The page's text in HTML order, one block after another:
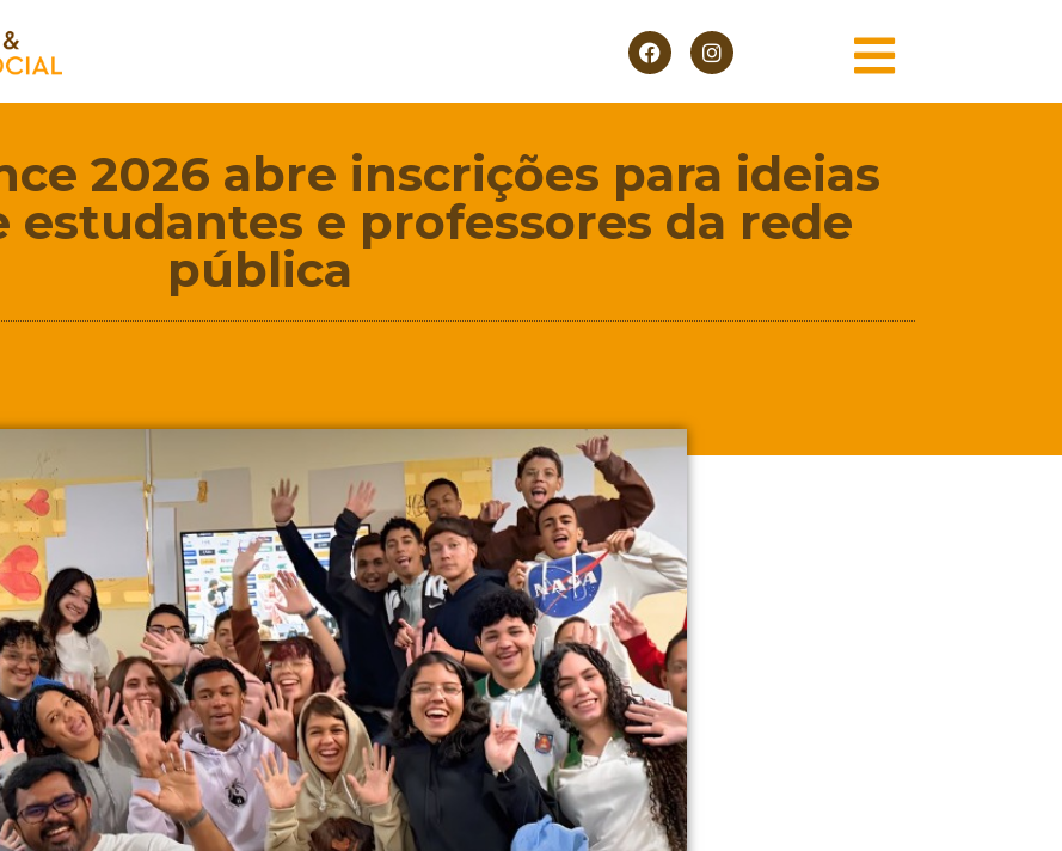
2026 abre inscrições para ideias
estudantes e professores da rede
pública